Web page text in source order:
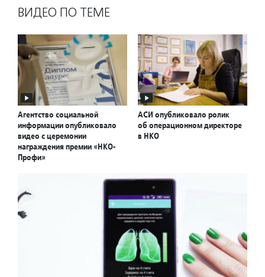
ВИДЕО ПО ТЕМЕ
Агентство социальной
информации опубликовало
видео с церемонии
награждения премии «НКО-
Профи»
АСИ опубликовало ролик
об операционном директоре
в НКО